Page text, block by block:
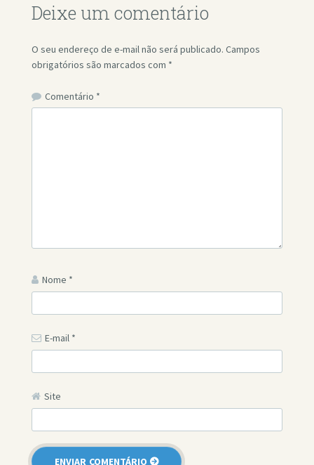
Deixe um comentário
O seu endereço de e-mail não será publicado. Campos
obrigatórios são marcados com *
Comentário *
Nome *
E-mail *
Site